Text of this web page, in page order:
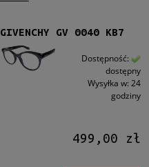
GIVENCHY GV 0040 KB7
Dostępność:
dostępny
Wysyłka w: 24
godziny
499,00 zł